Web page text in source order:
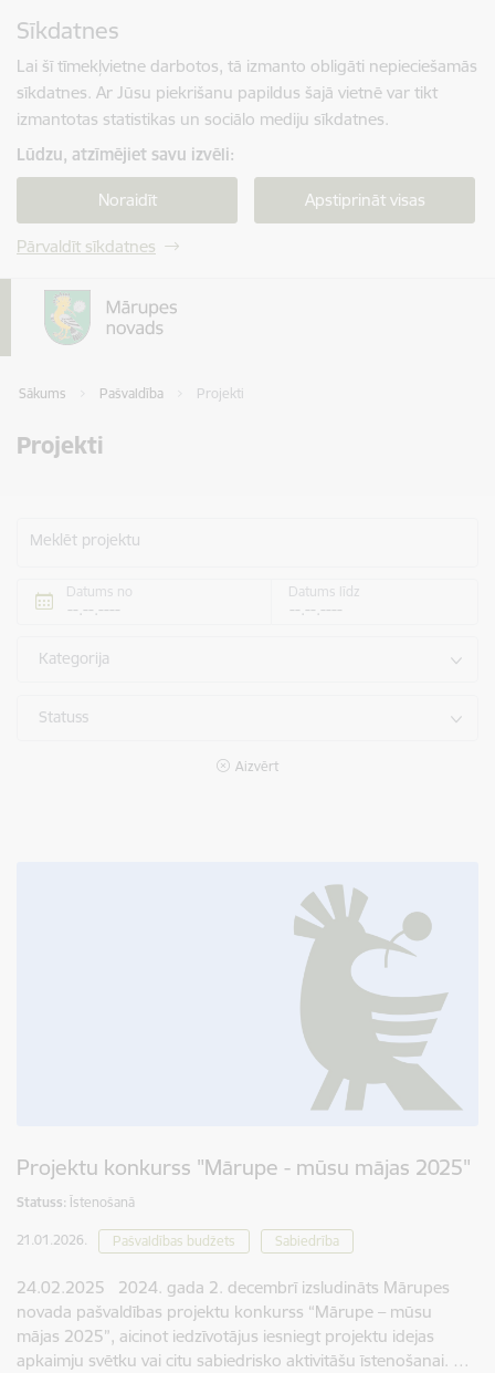
Sīkdatnes
Lai šī tīmekļvietne darbotos, tā izmanto obligāti nepieciešamās
sīkdatnes. Ar Jūsu piekrišanu papildus šajā vietnē var tikt
izmantotas statistikas un sociālo mediju sīkdatnes.
Lūdzu, atzīmējiet savu izvēli:
Noraidīt Apstiprināt visas
Pārvaldīt sīkdatnes
Sākums Pašvaldība Projekti
Projekti
Meklēt projektu
Datums no Datums līdz
Kategorija
Statuss
Aizvērt
Projektu konkurss "Mārupe - mūsu mājas 2025"
Statuss: Īstenošanā
21.01.2026. Pašvaldības budžets Sabiedrība
24.02.2025 2024. gada 2. decembrī izsludināts Mārupes
novada pašvaldības projektu konkurss “Mārupe – mūsu
mājas 2025”, aicinot iedzīvotājus iesniegt projektu idejas
apkaimju svētku vai citu sabiedrisko aktivitāšu īstenošanai. …